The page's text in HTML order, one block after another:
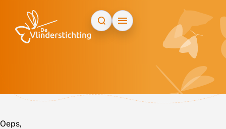
Oeps,